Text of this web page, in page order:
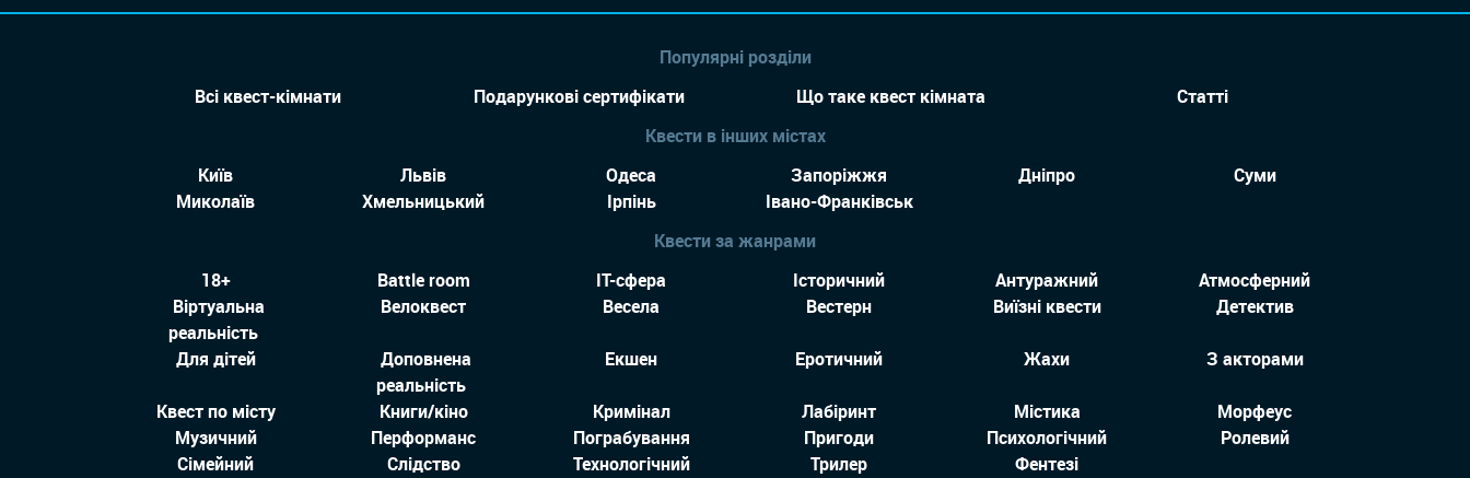
Популярні розділи
Всі квест-кімнати
Подарункові сертифікати Що таке квест кімната
Статті
Квести в інших містах
Київ
Львів Одеса Запоріжжя Дніпро
Суми
Миколаїв
Хмельницький Ірпінь
Івано-Франківськ
Квести за жанрами
18+
Battle room IT-сфера Історичний Антуражний
Атмосферний
Віртуальна
реальність
Велоквест Весела Вестерн Виїзні квести Детектив
Для дітей
Доповнена
реальність
Екшен Еротичний Жахи З акторами
Квест по місту Книги/кіно Кримінал Лабіринт Містика
Морфеус
Музичний
Перформанс Пограбування Пригоди Психологічний
Ролевий
Сімейний
Слідство Технологiчний Трилер Фентезі